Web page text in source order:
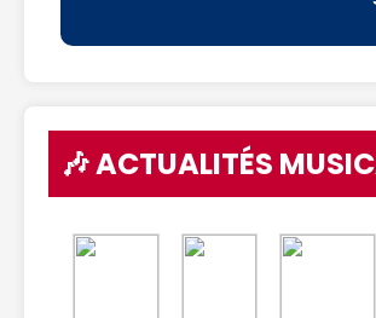
🎶 ACTUALITÉS